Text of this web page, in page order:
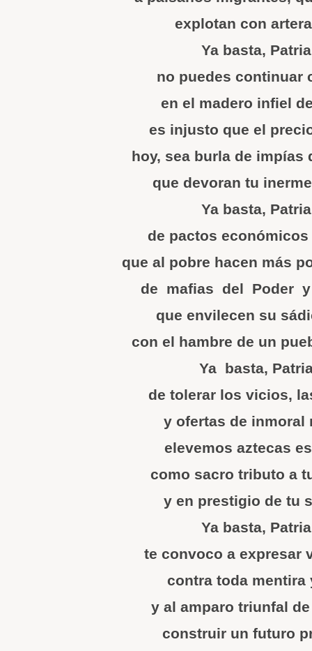
explotan con
Ya basta,
no puedes continuar
en el madero infiel
es injusto que el
hoy, sea burla de impías
que devoran tu
Ya basta,
de pactos
que al pobre hacen más
de mafias del Poder
que envilecen su
con el hambre de un
Ya basta,
de tolerar los vicios,
y ofertas de inmoral
elevemos aztecas
como sacro tributo a
y en prestigio de tu
Ya basta,
te convoco a expresar
contra toda mentira
y al amparo triunfal
construir un futuro